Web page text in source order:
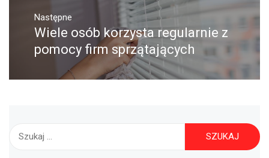
Następne
Następny
post:
Wiele osób korzysta regularnie z
pomocy firm sprzątających
Szukaj: